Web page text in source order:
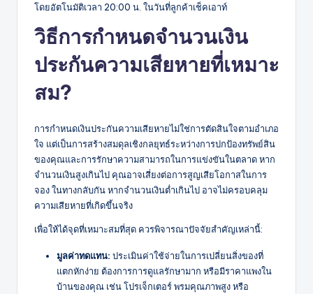
โดยอัตโนมัติเวลา 20:00 น. ในวันที่ลูกค้าเช็คเอาท์
วิธีการกำหนดจำนวนเงิน
ประกันความเสียหายที่เหมาะ
สม?
การกำหนดเงินประกันความเสียหายไม่ใช่การตัดสินใจตามอำเภอ
ใจ แต่เป็นการสร้างสมดุลเชิงกลยุทธ์ระหว่างการปกป้องทรัพย์สิน
ของคุณและการรักษาความสามารถในการแข่งขันในตลาด หาก
จำนวนเงินสูงเกินไป คุณอาจเสี่ยงต่อการสูญเสียโอกาสในการ
จอง ในทางกลับกัน หากจำนวนเงินต่ำเกินไป อาจไม่ครอบคลุม
ความเสียหายที่เกิดขึ้นจริง
เพื่อให้ได้จุดที่เหมาะสมที่สุด ควรพิจารณาปัจจัยสำคัญเหล่านี้:
มูลค่าทดแทน: ประเมินค่าใช้จ่ายในการเปลี่ยนสิ่งของที่
แตกหักง่าย ต้องการการดูแลรักษามาก หรือมีราคาแพงใน
บ้านของคุณ เช่น โปรเจ็กเตอร์ พรมคุณภาพสูง หรือ